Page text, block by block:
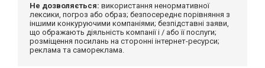
Не дозволяється: використання ненормативної
лексики, погроз або образ; безпосереднє порівняння з
іншими конкуруючими компаніями; безпідставні заяви,
що ображають діяльність компанії і / або її послуги;
розміщення посилань на сторонні інтернет-ресурси;
реклама та самореклама.